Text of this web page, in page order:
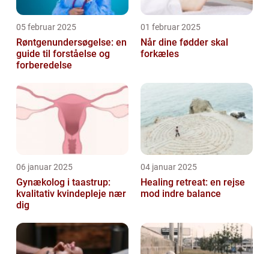
05 februar 2025
Røntgenundersøgelse: en
guide til forståelse og
forberedelse
01 februar 2025
Når dine fødder skal
forkæles
06 januar 2025
Gynækolog i taastrup:
kvalitativ kvindepleje nær
dig
04 januar 2025
Healing retreat: en rejse
mod indre balance